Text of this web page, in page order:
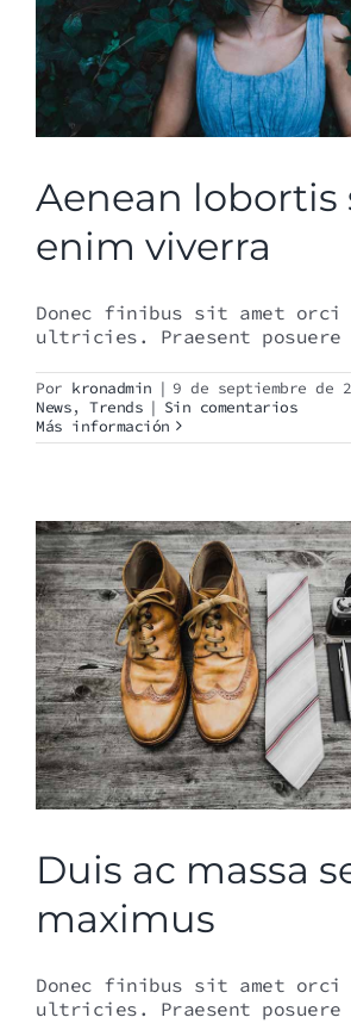
Aenean lobortis
enim viverra
Donec finibus sit amet orci
ultricies. Praesent
Por kronadmin | 9 de septiembre de
News, Trends | Sin comentarios
Más información
Duis ac massa
maximus
Donec finibus sit amet orci
ultricies. Praesent